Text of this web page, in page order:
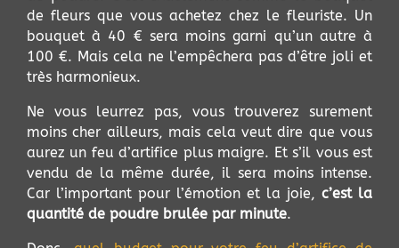
de fleurs que vous achetez chez le fleuriste. Un
bouquet à 40 € sera moins garni qu’un autre à
100 €. Mais cela ne l’empêchera pas d’être joli et
très harmonieux.
Ne vous leurrez pas, vous trouverez surement
moins cher ailleurs, mais cela veut dire que vous
aurez un feu d’artifice plus maigre. Et s’il vous est
vendu de la même durée, il sera moins intense.
Car l’important pour l’émotion et la joie, c’est la
quantité de poudre brulée par minute.